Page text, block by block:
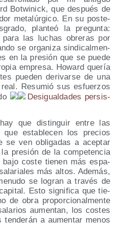
Bot­wi­nick, que des­pués de
meta­lúr­gi­co. En su pos­te­
plan­teó la pre­gun­ta:
las luchas obre­ras por
se orga­ni­za sin­di­cal­men­
en la pre­sión que se pue­de
empre­sa. Howard que­ría
pue­den deri­var­se de una
Resu­mió sus esfuer­zos
Des­igual­da­des per­sis­
que dis­tin­guir entre las
esta­ble­cen los pre­cios
se ven obli­ga­das a acep­tar
pre­sión de la com­pe­ten­cia
bajo cos­te tie­nen más espa­
más altos. Ade­más,
se logran a tra­vés de
Esto sig­ni­fi­ca que tie­
de obra pro­por­cio­nal­men­te
aumen­tan, los cos­tes
a aumen­tar menos